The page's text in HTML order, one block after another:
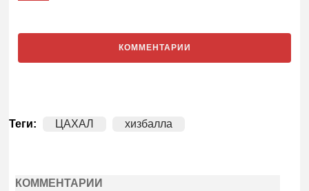
КОММЕНТАРИИ
Теги: ЦАХАЛ хизбалла
КОММЕНТАРИИ